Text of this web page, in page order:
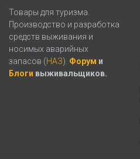
Товары для туризма.
Производство и разработка
средств выживания и
носимых аварийных
запасов (НАЗ). Форум и
Блоги выживальщиков.